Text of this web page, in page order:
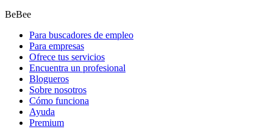
BeBee
Para buscadores de empleo
Para empresas
Ofrece tus servicios
Encuentra un profesional
Blogueros
Sobre nosotros
Cómo funciona
Ayuda
Premium